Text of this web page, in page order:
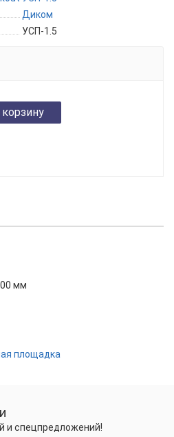
Диком
УСП-1.5
мм
площадка
и спецпредложений!